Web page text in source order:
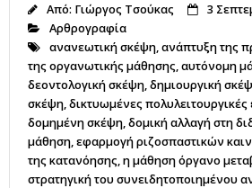
Από: Γιώργος Τσούκας
3
Αρθρογραφία
ανανεωτική σκέψη,ανάπτυξη της
της οργανωτικής μάθησης,αυτόνομη
δεοντολογική σκέψη,δημιουργική
σκέψη,δικτυωμένες πολυλειτουργικές
δομημένη σκέψη,δομική αλλαγή στη
μάθηση,εφαρμογή ριζοσπαστικών
της κατανόησης,η μάθηση όργανο
στρατηγική του συνειδητοποιημένου